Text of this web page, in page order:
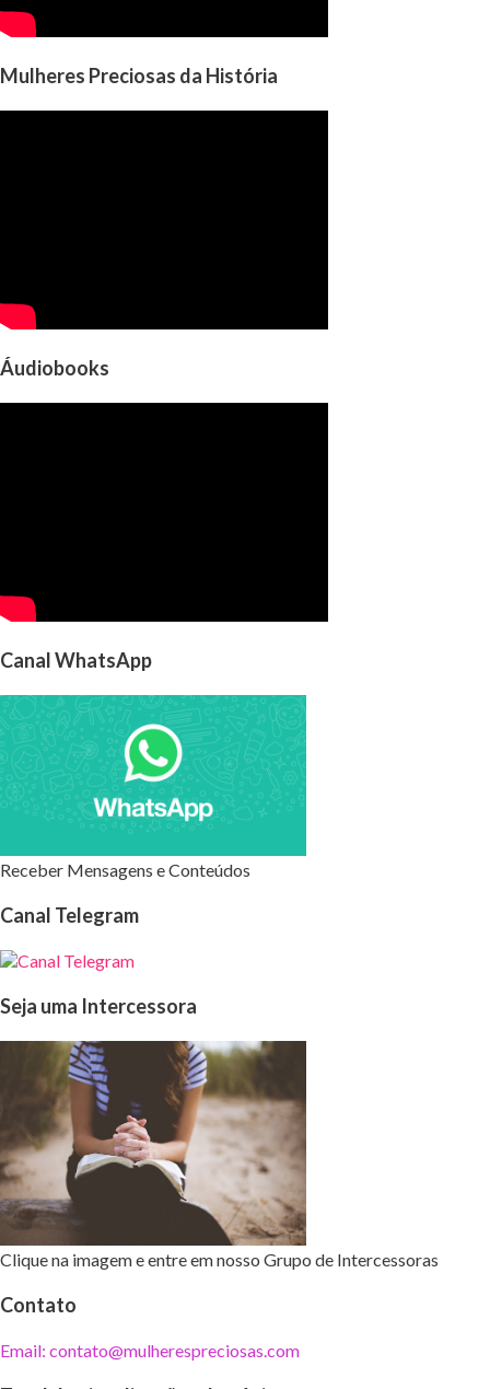
Mulheres Preciosas da História
Áudiobooks
Canal WhatsApp
Receber Mensagens e Conteúdos
Canal Telegram
Seja uma Intercessora
Clique na imagem e entre em nosso Grupo de Intercessoras
Contato
Email: contato@mulherespreciosas.com